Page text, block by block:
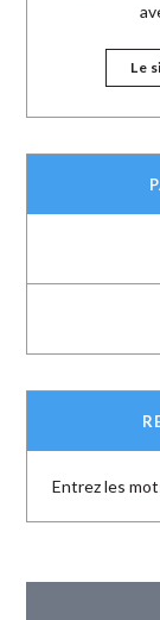
Le